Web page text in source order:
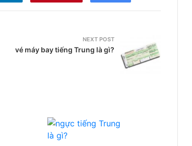
NEXT POST
vé máy bay tiếng Trung là gì?